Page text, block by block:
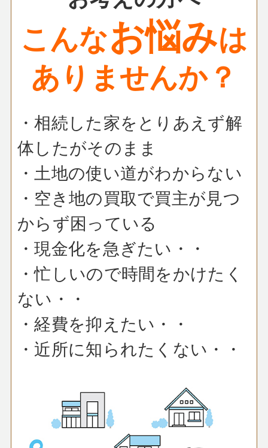
こんなお悩みは
ありませんか？
・相続した家をとりあえず解
体したがそのまま
・土地の使い道がわからない
・空き地の買取で買主が見つ
からず困っている
・現金化を急ぎたい・・
・忙しいので時間をかけたく
ない・・
・経費を抑えたい・・
・近所に知られたくない・・